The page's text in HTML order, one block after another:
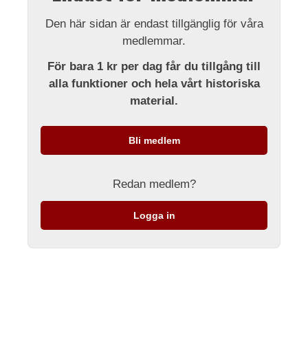
Den här sidan är endast tillgänglig för våra
medlemmar.
För bara 1 kr per dag får du tillgång till
alla funktioner och hela vårt historiska
material.
Bli medlem
Redan medlem?
Logga in